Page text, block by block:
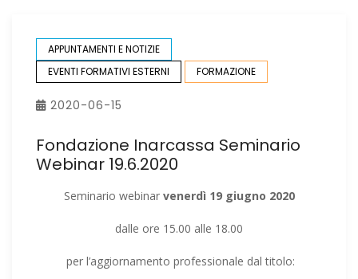
APPUNTAMENTI E NOTIZIE
EVENTI FORMATIVI ESTERNI
FORMAZIONE
2020-06-15
Fondazione Inarcassa Seminario
Webinar 19.6.2020
Seminario webinar venerdì 19 giugno 2020
dalle ore 15.00 alle 18.00
per l’aggiornamento professionale dal titolo: